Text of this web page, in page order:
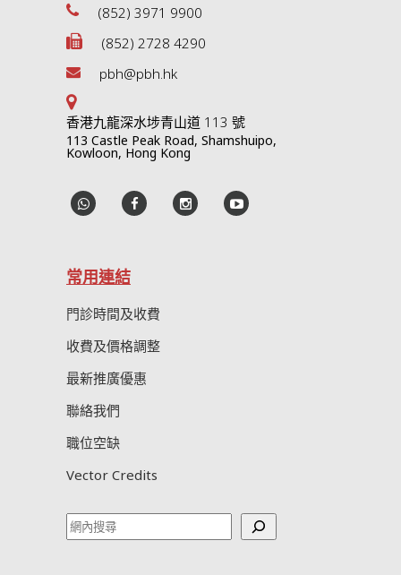
(852) 3971 9900
(852) 2728 4290
pbh@pbh.hk
香港九龍深水埗青山道 113 號
113 Castle Peak Road, Shamshuipo,
Kowloon, Hong Kong
常用連結
門診時間及收費
收費及價格調整
最新推廣優惠
聯絡我們
職位空缺
Vector Credits
Search